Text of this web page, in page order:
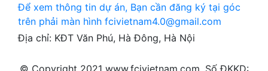
Ðể xem thông tin dự án, Bạn cần đăng ký tại góc
trên phải màn hình fcivietnam4.0@gmail.com
Địa chỉ: KĐT Văn Phú, Hà Đông, Hà Nội
© Copyright 2021 www.fcivietnam.com. Số ĐKKD: